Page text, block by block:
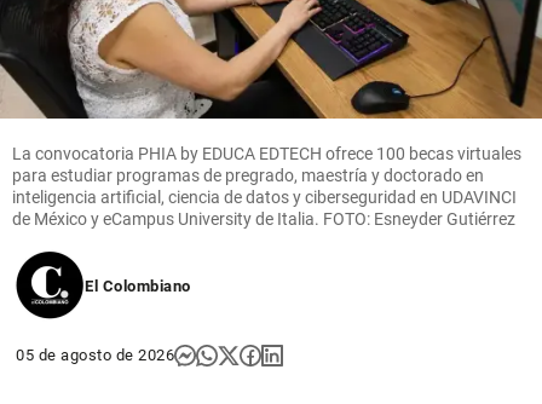
La convocatoria PHIA by EDUCA EDTECH ofrece 100 becas virtuales
para estudiar programas de pregrado, maestría y doctorado en
inteligencia artificial, ciencia de datos y ciberseguridad en UDAVINCI
de México y eCampus University de Italia. FOTO: Esneyder Gutiérrez
El Colombiano
05 de agosto de 2026